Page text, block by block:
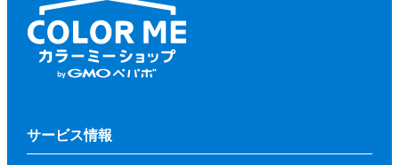
サービス情報